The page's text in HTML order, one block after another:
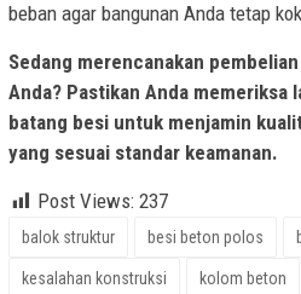
beban agar bangunan Anda tetap
Sedang merencanakan
Anda? Pastikan Anda memeriksa
batang besi untuk menjamin
yang sesuai standar keamanan.
Post Views: 237
balok struktur besi beton polos
kesalahan konstruksi kolom beton